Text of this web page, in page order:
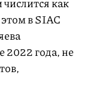
как
в SIAC
2022 года, не